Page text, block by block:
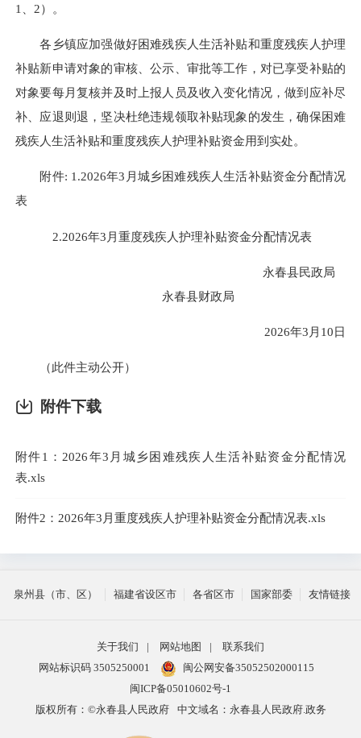
1、2）。
各乡镇应加强做好困难残疾人生活补贴和重度残疾人护理
补贴新申请对象的审核、公示、审批等工作，对已享受补贴的
对象要每月复核并及时上报人员及收入变化情况，做到应补尽
补、应退则退，坚决杜绝违规领取补贴现象的发生，确保困难
残疾人生活补贴和重度残疾人护理补贴资金用到实处。
附件: 1.2026年3月城乡困难残疾人生活补贴资金分配情况
表
2.2026年3月重度残疾人护理补贴资金分配情况表
永春县民政局
永春县财政局
2026年3月10日
（此件主动公开）
附件下载
附件1：2026年3月城乡困难残疾人生活补贴资金分配情况
表.xls
附件2：2026年3月重度残疾人护理补贴资金分配情况表.xls
泉州县（市、区） 福建省设区市 各省区市 国家部委 友情链接
关于我们 | 网站地图 |
联系我们
网站标识码 3505250001
闽公网安备35052502000115
闽ICP备05010602号-1
版权所有：©永春县人民政府
中文域名：永春县人民政府.政务